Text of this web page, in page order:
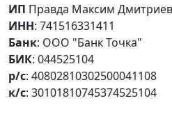
ИП Правда Максим
ИНН: 741516331411
Банк: ООО "Банк Точка"
БИК: 044525104
р/с: 40802810302500041108
к/с: 30101810745374525104